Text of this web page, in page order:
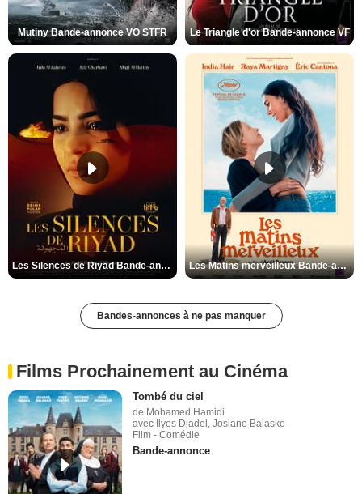
Mutiny Bande-annonce VO STFR Le Triangle d'or Bande-annonce VF
Les Silences de Riyad Bande-annonce VO STFR Les Matins merveilleux Bande-annonce VF
Bandes-annonces à ne pas manquer
Films Prochainement au Cinéma
Tombé du ciel
de Mohamed Hamidi
avec Ilyes Djadel, Josiane Balasko
Film - Comédie
Bande-annonce